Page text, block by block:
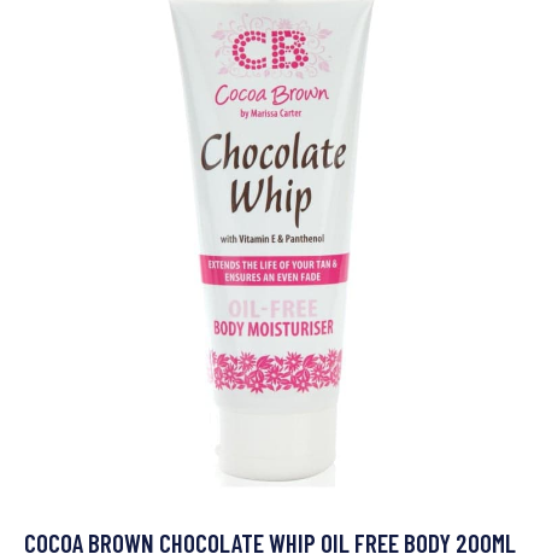
COCOA BROWN CHOCOLATE WHIP OIL FREE BODY 200ML